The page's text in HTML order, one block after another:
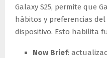
Galaxy S25, permite que
hábitos y preferencias
dispositivo. Esto habilita
Now Brief: